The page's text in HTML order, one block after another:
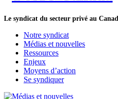
Le syndicat du secteur privé au
Notre syndicat
Médias et nouvelles
Ressources
Enjeux
Moyens d’action
Se syndiquer